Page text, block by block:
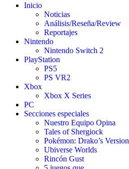
Inicio
Noticias
Análisis/Reseña/Review
Reportajes
Nintendo
Nintendo Switch 2
PlayStation
PS5
PS VR2
Xbox
Xbox X Series
PC
Secciones especiales
Nuestro Equipo Opina
Tales of Shergiock
Pokémon: Drako’s Version
Ubiverse Worlds
Rincón Gust